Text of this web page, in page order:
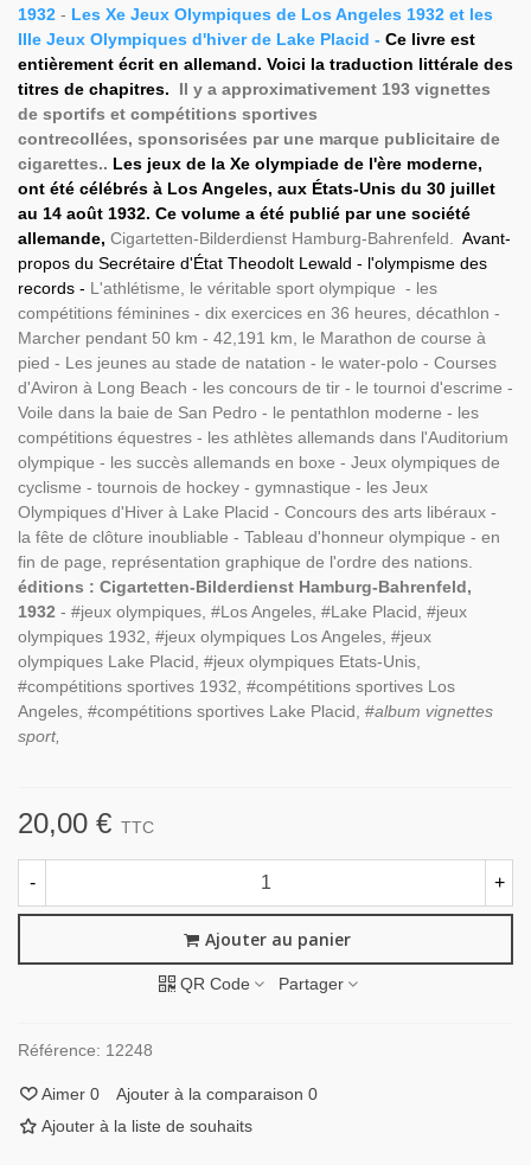
1932 - Les Xe Jeux Olympiques de Los Angeles 1932 et les
IIIe Jeux Olympiques d'hiver de Lake Placid - Ce livre est
entièrement écrit en allemand. Voici la traduction littérale des
titres de chapitres.
Il y a approximativement 193 vignettes
de sportifs et compétitions sportives
contrecollées, sponsorisées par une marque publicitaire de
cigarettes.. Les jeux de la Xe olympiade de l'ère moderne,
ont été célébrés à Los Angeles, aux États-Unis du 30 juillet
au 14 août 1932. Ce volume a été publié par une société
allemande, Cigartetten-Bilderdienst Hamburg-Bahrenfeld. Avant-
propos du Secrétaire d'État Theodolt Lewald - l'olympisme des
records - L'athlétisme, le véritable sport olympique - les
compétitions féminines - dix exercices en 36 heures, décathlon -
Marcher pendant 50 km - 42,191 km, le Marathon de course à
pied - Les jeunes au stade de natation - le water-polo - Courses
d'Aviron à Long Beach - les concours de tir - le tournoi d'escrime -
Voile dans la baie de San Pedro - le pentathlon moderne - les
compétitions équestres - les athlètes allemands dans l'Auditorium
olympique - les succès allemands en boxe - Jeux olympiques de
cyclisme - tournois de hockey - gymnastique - les Jeux
Olympiques d'Hiver à Lake Placid - Concours des arts libéraux -
la fête de clôture inoubliable - Tableau d'honneur olympique - en
fin de page, représentation graphique de l'ordre des nations.
éditions : Cigartetten-Bilderdienst Hamburg-Bahrenfeld,
1932 - #jeux olympiques, #Los Angeles, #Lake Placid, #jeux
olympiques 1932, #jeux olympiques Los Angeles, #jeux
olympiques Lake Placid, #jeux olympiques Etats-Unis,
#compétitions sportives 1932, #compétitions sportives Los
Angeles, #compétitions sportives Lake Placid, #album vignettes
sport,
20,00 € TTC
- +
Ajouter au panier
QR Code Partager
Référence: 12248
Aimer 0 Ajouter à la comparaison 0
Ajouter à la liste de souhaits